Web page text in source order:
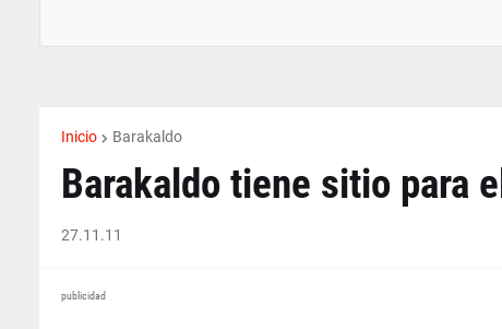
Inicio Barakaldo
Barakaldo tiene sitio para
27.11.11
publicidad